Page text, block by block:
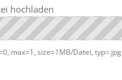
hochladen
max=1, size=1MB/Datei, typ=.jpg